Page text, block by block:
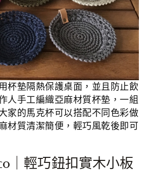
杯墊隔熱保護桌面，並且防止飲
人手工編織亞麻材質杯墊，一組
家的馬克杯可以搭配不同色彩做
材質清潔簡便，輕巧風乾後即可
｜輕巧鈕扣實木小板